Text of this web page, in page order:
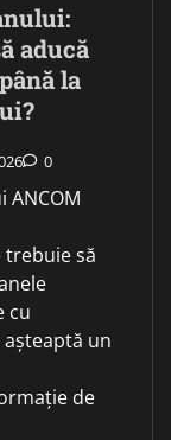
aducă
la
0
trebuie să
cu
un
de